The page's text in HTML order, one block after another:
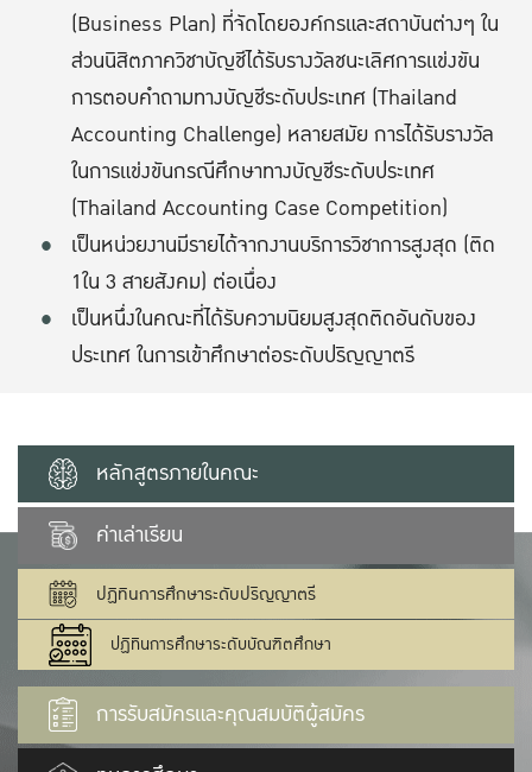
(Business Plan) ที่จัดโดยองค์กรและสถาบันต่างๆ ใน
ส่วนนิสิตภาควิชาบัญชีได้รับรางวัลชนะเลิศการแข่งขัน
การตอบคำถามทางบัญชีระดับประเทศ (Thailand
Accounting Challenge) หลายสมัย การได้รับรางวัล
ในการแข่งขันกรณีศึกษาทางบัญชีระดับประเทศ
(Thailand Accounting Case Competition)
เป็นหน่วยงานมีรายได้จากงานบริการวิชาการสูงสุด (ติด
1ใน 3 สายสังคม) ต่อเนื่อง
เป็นหนึ่งในคณะที่ได้รับความนิยมสูงสุดติดอันดับของ
ประเทศ ในการเข้าศึกษาต่อระดับปริญญาตรี
หลักสูตรภายในคณะ
ค่าเล่าเรียน
ปฏิทินการศึกษาระดับปริญญาตรี
ปฏิทินการศึกษาระดับบัณฑิตศึกษา
การรับสมัครและคุณสมบัติผู้สมัคร